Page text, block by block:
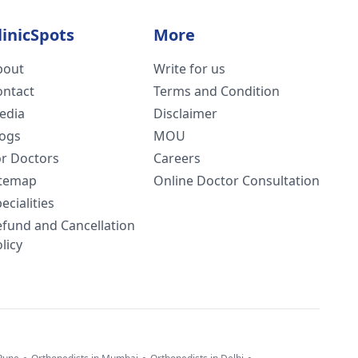
Doctors
and Cancellation
More
Write for us
Terms and Condition
Disclaimer
MOU
Careers
Online Doctor Consultation